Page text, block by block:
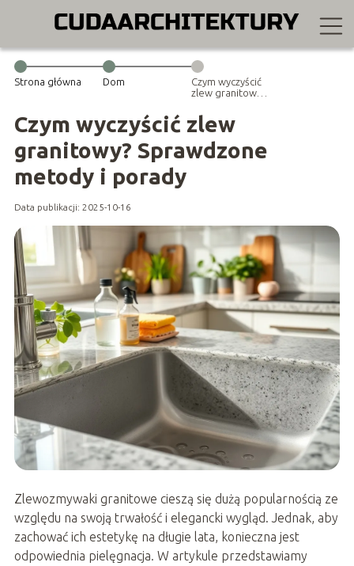
Strona główna Dom
Czym wyczyścić
zlew granitowy?
metody i
porady
Czym wyczyścić zlew
granitowy? Sprawdzone
metody i porady
Data publikacji: 2025-10-16
Zlewozmywaki granitowe cieszą się dużą popularnością ze
względu na swoją trwałość i elegancki wygląd. Jednak, aby
zachować ich estetykę na długie lata, konieczna jest
odpowiednia pielęgnacja. W artykule przedstawiamy